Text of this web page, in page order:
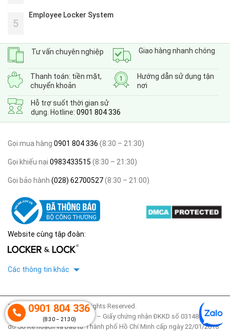
5
Employee Locker System
Tư vấn chuyên nghiệp Giao hàng nhanh chóng
Thanh toán: tiền mặt,
chuyển khoản
Hướng dẫn sử dụng tận
nơi
Hỗ trợ suốt thời gian sử
dụng. Hotline: 0901 804 336
Gọi mua hàng 0901 804 336 (8:30 – 21:30)
Gọi khiếu nại 0983433515 (8:30 – 21:30)
Gọi bảo hành (028) 62700527(8:30 – 21:00)
Website cùng tập đoàn:
Các thông tin khác
2020 © thegioitulocker. All Rights Reserved.
Công ty TNHH Locker & Lock – Giấy chứng nhận ĐKKD số 0314853425
do Sở Kế hoạch và Đầu tư Thành phố Hồ Chí Minh cấp ngày 22/01/2018
0901 804 336
(8:30 – 21:30)